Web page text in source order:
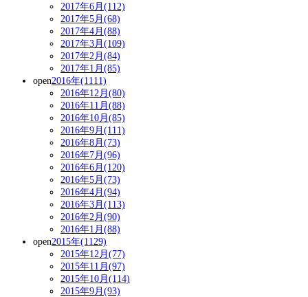
2017年6月(112)
2017年5月(68)
2017年4月(88)
2017年3月(109)
2017年2月(84)
2017年1月(85)
open2016年(1111)
2016年12月(80)
2016年11月(88)
2016年10月(85)
2016年9月(111)
2016年8月(73)
2016年7月(96)
2016年6月(120)
2016年5月(73)
2016年4月(94)
2016年3月(113)
2016年2月(90)
2016年1月(88)
open2015年(1129)
2015年12月(77)
2015年11月(97)
2015年10月(114)
2015年9月(93)